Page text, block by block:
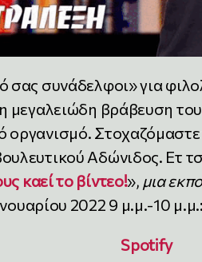
σας συνάδελφοι» για
μεγαλειώδη βράβευση
οργανισμό.
Αδώνιδος. Ετ
καεί το βίντεο!», μια
2022 9 μ.μ.-10 μ.μ.:
Spotify